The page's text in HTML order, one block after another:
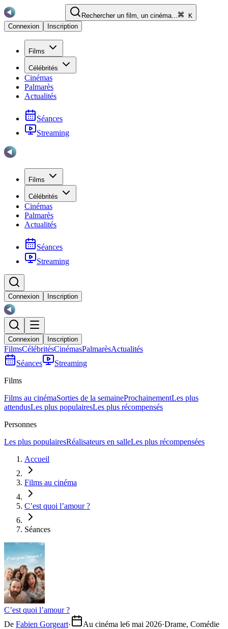
Rechercher un film, un cinéma...
K
Connexion
Inscription
Films
Célébrités
Cinémas
Palmarès
Actualités
Séances
Streaming
Films
Célébrités
Cinémas
Palmarès
Actualités
Séances
Streaming
Connexion Inscription
Connexion Inscription
FilmsCélébritésCinémasPalmarèsActualités
Séances
Streaming
Films
Films au cinémaSorties de la semaineProchainementLes plus
attendusLes plus populairesLes plus récompensés
Personnes
Les plus populairesRéalisateurs en salleLes plus récompensées
Accueil
Films au cinéma
C’est quoi l’amour ?
Séances
C’est quoi l’amour ?
De Fabien Gorgeart· Au cinéma le6 mai 2026·Drame, Comédie